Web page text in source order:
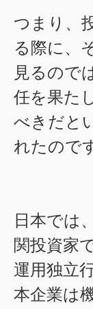
つまり、
る際に、
見るので
任を果た
べきだと
れたので
日本では
関投資家
運用独立
本企業は